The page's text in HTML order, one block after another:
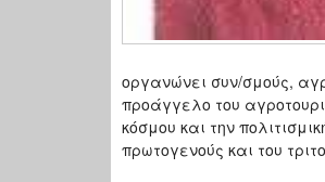
οργανώνει συν/σμούς,
προάγγελο του
κόσμου και την
πρωτογενούς και του